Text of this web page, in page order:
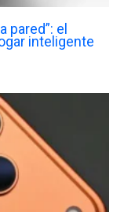
pared”: el
inteligente